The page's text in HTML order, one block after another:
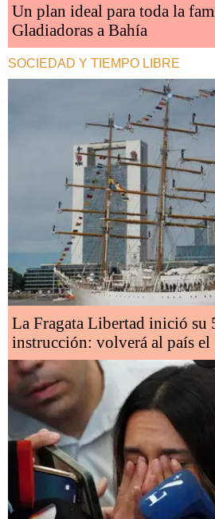
Un plan ideal para toda la
Gladiadoras a Bahía
SOCIEDAD Y TIEMPO LIBRE
La Fragata Libertad inició su
instrucción: volverá al país el